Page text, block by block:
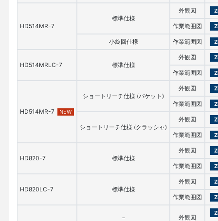
HD514MR-7
標準仕様
外観図
作業範囲図
小旋回仕様 作業範囲図
HD514MRLC-7 標準仕様
外観図
作業範囲図
HD514MR-7 NEW
ショートリーチ仕様 (バケット)
外観図
作業範囲図
ショートリーチ仕様 (クラッシャ)
外観図
作業範囲図
HD820-7 標準仕様
外観図
作業範囲図
HD820LC-7 標準仕様
外観図
作業範囲図
－ 外観図